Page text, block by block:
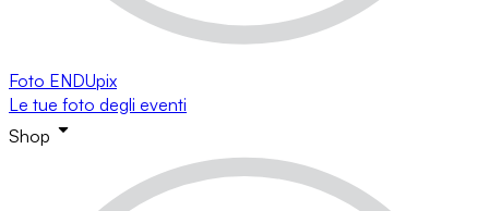
Foto ENDUpix
Le tue foto degli eventi
Shop